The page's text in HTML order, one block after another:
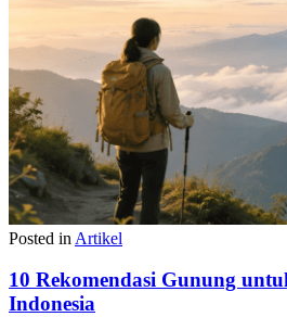
Posted in Artikel
10 Rekomendasi Gunung
Indonesia